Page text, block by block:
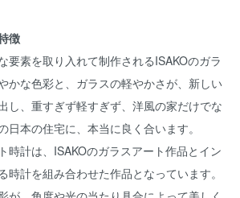
徴
要素を取り入れて制作されるISAKOのガラ
かな色彩と、ガラスの軽やかさが、新しい
し、重すぎず軽すぎず、洋風の家だけでな
日本の住宅に、本当に良く合います。
時計は、ISAKOのガラスアート作品とイン
時計を組み合わせた作品となっています。